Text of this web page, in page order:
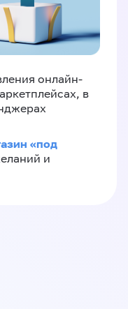
онлайн-
в
«‎под
и